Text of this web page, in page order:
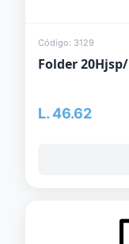
Código: 3129
Folder
L. 46.62